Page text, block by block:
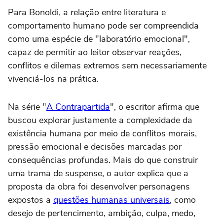
Para Bonoldi, a relação entre literatura e
comportamento humano pode ser compreendida
como uma espécie de "laboratório emocional",
capaz de permitir ao leitor observar reações,
conflitos e dilemas extremos sem necessariamente
vivenciá-los na prática.
Na série "A Contrapartida", o escritor afirma que
buscou explorar justamente a complexidade da
existência humana por meio de conflitos morais,
pressão emocional e decisões marcadas por
consequências profundas. Mais do que construir
uma trama de suspense, o autor explica que a
proposta da obra foi desenvolver personagens
expostos a questões humanas universais, como
desejo de pertencimento, ambição, culpa, medo,